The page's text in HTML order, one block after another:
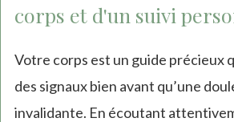
corps et d'un suivi
Votre corps est un guide précieux
des signaux bien avant qu’une
invalidante. En écoutant